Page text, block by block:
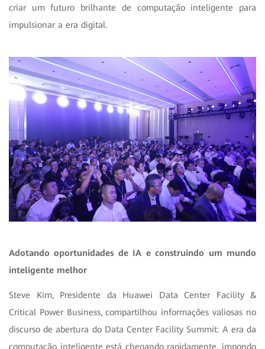
criar um futuro brilhante de computação inteligente para
impulsionar a era digital.
Adotando oportunidades de IA e construindo um mundo
inteligente melhor
Steve Kim, Presidente da Huawei Data Center Facility &
Critical Power Business, compartilhou informações valiosas no
discurso de abertura do Data Center Facility Summit: A era da
computação inteligente está chegando rapidamente, impondo